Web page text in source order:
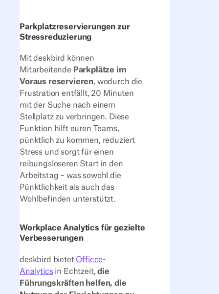
Parkplatzreservierungen zur
Stressreduzierung
Mit deskbird können
Mitarbeitende Parkplätze im
Voraus reservieren, wodurch die
Frustration entfällt, 20 Minuten
mit der Suche nach einem
Stellplatz zu verbringen. Diese
Funktion hilft euren Teams,
pünktlich zu kommen, reduziert
Stress und sorgt für einen
reibungsloseren Start in den
Arbeitstag – was sowohl die
Pünktlichkeit als auch das
Wohlbefinden unterstützt.
Workplace Analytics für gezielte
Verbesserungen
deskbird bietet Officce-
Analyticsin Echtzeit,die
Führungskräften helfen, die